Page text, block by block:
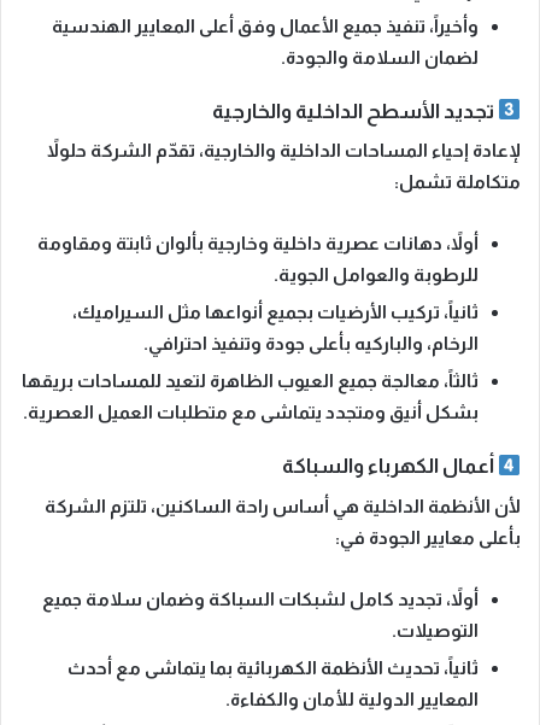
وأخيراً، تنفيذ جميع الأعمال وفق أعلى المعايير الهندسية
لضمان السلامة والجودة.
تجديد الأسطح الداخلية والخارجية
لإعادة إحياء المساحات الداخلية والخارجية، تقدّم الشركة حلولاً
متكاملة تشمل:
أولاً، دهانات عصرية داخلية وخارجية بألوان ثابتة ومقاومة
للرطوبة والعوامل الجوية.
ثانياً، تركيب الأرضيات بجميع أنواعها مثل السيراميك،
الرخام، والباركيه بأعلى جودة وتنفيذ احترافي.
ثالثاً، معالجة جميع العيوب الظاهرة لتعيد للمساحات بريقها
بشكل أنيق ومتجدد يتماشى مع متطلبات العميل العصرية.
أعمال الكهرباء والسباكة
لأن الأنظمة الداخلية هي أساس راحة الساكنين، تلتزم الشركة
بأعلى معايير الجودة في:
أولاً، تجديد كامل لشبكات السباكة وضمان سلامة جميع
التوصيلات.
ثانياً، تحديث الأنظمة الكهربائية بما يتماشى مع أحدث
المعايير الدولية للأمان والكفاءة.